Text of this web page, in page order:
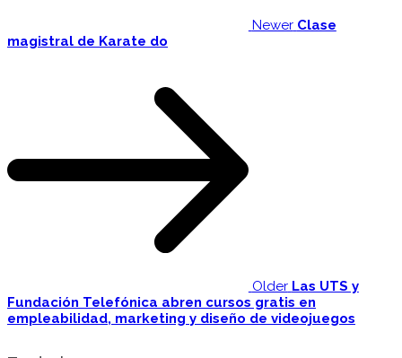
Newer Clase
magistral de Karate do
Older Las UTS y
Fundación Telefónica abren cursos gratis en
empleabilidad, marketing y diseño de videojuegos